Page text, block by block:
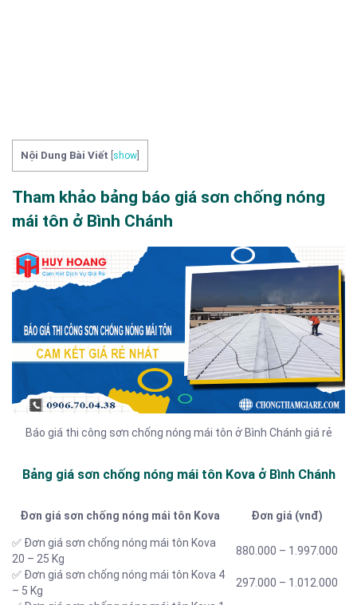
Nội Dung Bài Viết show
Tham khảo bảng báo giá sơn chống nóng
mái tôn ở Bình Chánh
Báo giá thi công sơn chống nóng mái tôn ở Bình Chánh giá rẻ
Bảng giá sơn chống nóng mái tôn Kova ở Bình Chánh
Đơn giá sơn chống nóng mái tôn Kova Đơn giá (vnđ)
✅ Đơn giá sơn chống nóng mái tôn Kova
20 – 25 Kg
880.000 – 1.997.000
✅ Đơn giá sơn chống nóng mái tôn Kova 4
– 5 Kg
297.000 – 1.012.000